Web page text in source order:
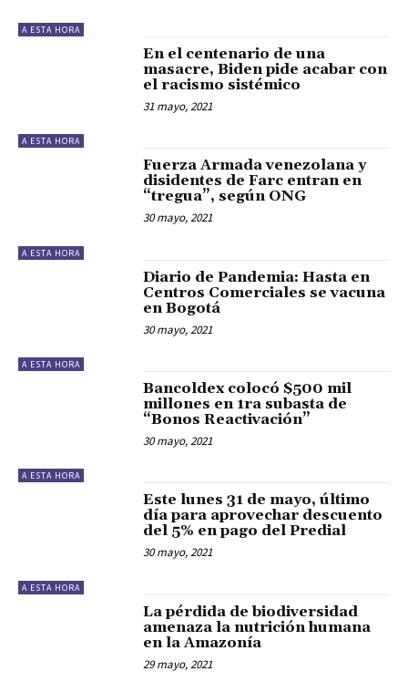
A ESTA HORA
A ESTA HORA
En el centenario de una
masacre, Biden pide acabar con
el racismo sistémico
31 mayo, 2021
A ESTA HORA
Fuerza Armada venezolana y
disidentes de Farc entran en
“tregua”, según ONG
30 mayo, 2021
A ESTA HORA
Diario de Pandemia: Hasta en
Centros Comerciales se vacuna
en Bogotá
30 mayo, 2021
A ESTA HORA
Bancoldex colocó $500 mil
millones en 1ra subasta de
“Bonos Reactivación”
30 mayo, 2021
A ESTA HORA
Este lunes 31 de mayo, último
día para aprovechar descuento
del 5% en pago del Predial
30 mayo, 2021
La pérdida de biodiversidad
amenaza la nutrición humana
en la Amazonía
29 mayo, 2021